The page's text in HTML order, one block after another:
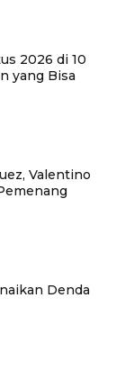
2026 di 10
yang Bisa
Valentino
Denda